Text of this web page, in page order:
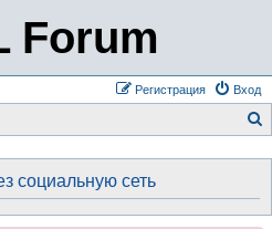
Forum
Вход
Регистрация
социальную сеть